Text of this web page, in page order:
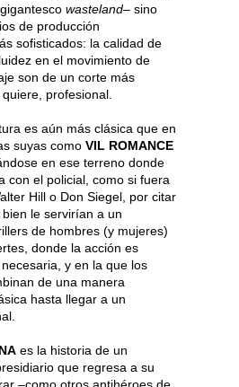
wasteland– sino
de producción
sofisticados: la calidad de
en el movimiento de
son de un corte más
profesional.
es aún más clásica que en
suyas como VIL ROMANCE
en ese terreno donde
con el policial, como si fuera
Hill o Don Siegel, por citar
le servirían a un
de hombres (y mujeres)
donde la acción es
y en la que los
de una manera
hasta llegar a un
es la historia de un
que regresa a su